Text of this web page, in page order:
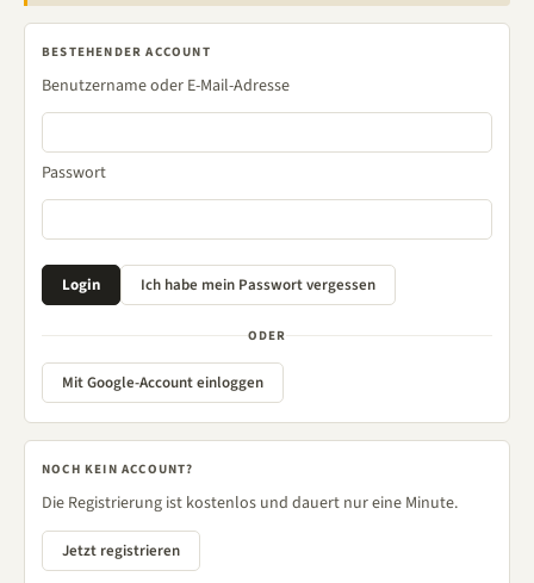
BESTEHENDER ACCOUNT
Benutzername oder E-Mail-Adresse
Passwort
ODER
Mit Google-Account einloggen
NOCH KEIN ACCOUNT?
Die Registrierung ist kostenlos und dauert nur eine Minute.
Jetzt registrieren